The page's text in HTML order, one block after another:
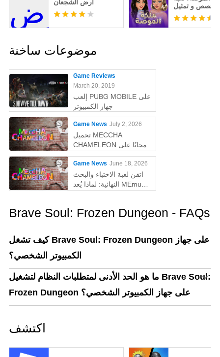
أرض الشجعان
قصص و تمثيل
موضوعات ساخنة
Game Reviews
March 20, 2019
إلعب PUBG MOBILE على
جهاز الكمبيوتر
Game News July 2, 2026
تحميل MECCHA
CHAMELEON مجانًا على
الكمبيوتر
Game News June 18, 2026
اتقن لعبة الاختباء والبحث
النهائية: لماذا يُعد MEmu
على الكمبيوتر!
Brave Soul: Frozen Dungeon - FAQs
كيف تشغل Brave Soul: Frozen Dungeon على جهاز
الكمبيوتر الشخصي؟
ما هو الحد الأدنى لمتطلبات النظام لتشغيل Brave Soul:
Frozen Dungeon على جهاز الكمبيوتر الشخصي؟
اكتشف